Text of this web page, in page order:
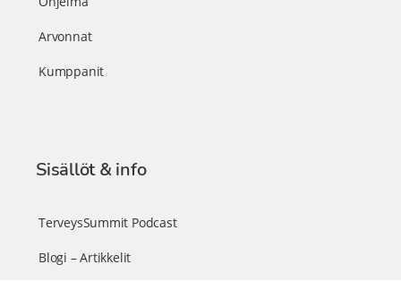
Arvonnat
Kumppanit
Sisällöt & info
TerveysSummit Podcast
Blogi – Artikkelit